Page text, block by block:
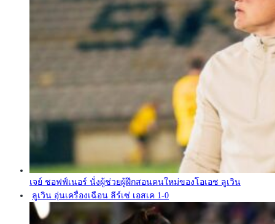
เจย์ ชอฟฟ์เนอร์ นั่งผู้ช่วยผู้ฝึกสอนคนใหม่ของโอเอช ลูเวิน
ลูเวิน อุ่นเครื่องเฉือน ลีร์เซ่ เอสเค 1-0